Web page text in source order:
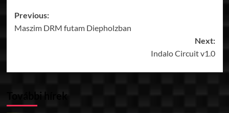
Post
navigation
Previous:
Maszim DRM futam Diepholzban
Next:
Indalo Circuit v1.0
További hírek